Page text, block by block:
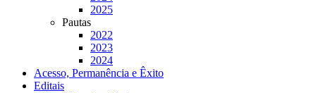
2025
Pautas
2022
2023
2024
Acesso, Permanência e Êxito
Editais